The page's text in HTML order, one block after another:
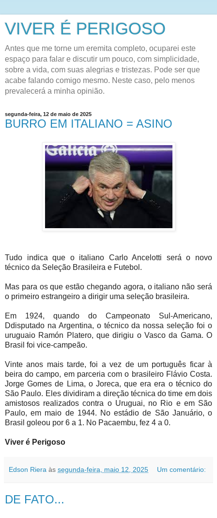
VIVER É PERIGOSO
Antes que me torne um eremita completo, ocuparei este
espaço para falar e discutir um pouco, com simplicidade,
sobre a vida, com suas alegrias e tristezas. Pode ser que
acabe falando comigo mesmo. Neste caso, pelo menos
prevalecerá a minha opinião.
segunda-feira, 12 de maio de 2025
BURRO EM ITALIANO = ASINO
Tudo indica que o italiano Carlo Ancelotti será o novo
técnico da Seleção Brasileira e Futebol.
Mas para os que estão chegando agora, o italiano não será
o primeiro estrangeiro a dirigir uma seleção brasileira.
Em 1924, quando do Campeonato Sul-Americano,
Ddisputado na Argentina, o técnico da nossa seleção foi o
uruguaio Ramón Platero, que dirigiu o Vasco da Gama. O
Brasil foi vice-campeão.
Vinte anos mais tarde, foi a vez de um português ficar à
beira do campo, em parceria com o brasileiro Flávio Costa.
Jorge Gomes de Lima, o Joreca, que era era o técnico do
São Paulo. Eles dividiram a direção técnica do time em dois
amistosos realizados contra o Uruguai, no Rio e em São
Paulo, em maio de 1944. No estádio de São Januário, o
Brasil goleou por 6 a 1. No Pacaembu, fez 4 a 0.
Viver é Perigoso
Edson Riera às segunda-feira, maio 12, 2025 Um comentário:
DE FATO...